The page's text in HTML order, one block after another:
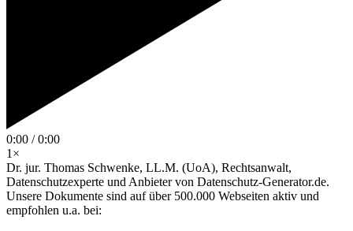
0:00 / 0:00
1×
Dr. jur. Thomas Schwenke, LL.M. (UoA), Rechtsanwalt,
Datenschutzexperte und Anbieter von Datenschutz-Generator.de.
Unsere Dokumente sind auf über 500.000 Webseiten aktiv und
empfohlen u.a. bei: